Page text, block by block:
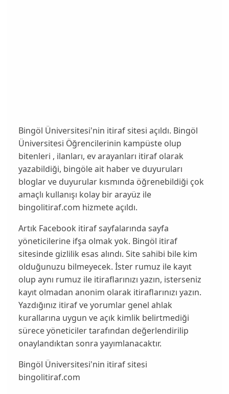
Bingöl Üniversitesi'nin itiraf sitesi açıldı. Bingöl
Üniversitesi Öğrencilerinin kampüste olup
bitenleri , ilanları, ev arayanları itiraf olarak
yazabildiği, bingöle ait haber ve duyuruları
bloglar ve duyurular kısmında öğrenebildiği çok
amaçlı kullanışı kolay bir arayüz ile
bingolitiraf.com hizmete açıldı.
Artık Facebook itiraf sayfalarında sayfa
yöneticilerine ifşa olmak yok. Bingöl itiraf
sitesinde gizlilik esas alındı. Site sahibi bile kim
olduğunuzu bilmeyecek. İster rumuz ile kayıt
olup aynı rumuz ile itiraflarınızı yazın, isterseniz
kayıt olmadan anonim olarak itiraflarınızı yazın.
Yazdığınız itiraf ve yorumlar genel ahlak
kurallarına uygun ve açık kimlik belirtmediği
sürece yöneticiler tarafından değerlendirilip
onaylandıktan sonra yayımlanacaktır.
Bingöl Üniversitesi'nin itiraf sitesi
bingolitiraf.com